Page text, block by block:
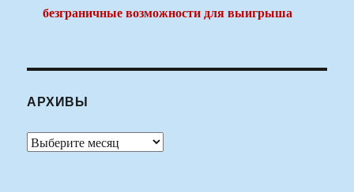
безграничные возможности для выигрыша
АРХИВЫ
Архивы